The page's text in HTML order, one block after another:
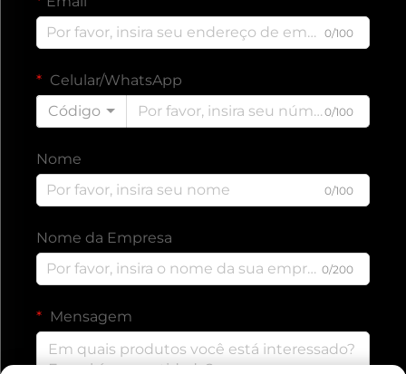
0/100
Celular/WhatsApp
Código
0/100
Nome
0/100
Nome da Empresa
0/200
Mensagem